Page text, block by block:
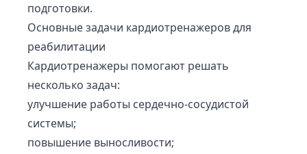
подготовки.
Основные задачи кардиотренажеров для
реабилитации
Кардиотренажеры помогают решать
несколько задач:
улучшение работы сердечно-сосудистой
системы;
повышение выносливости;